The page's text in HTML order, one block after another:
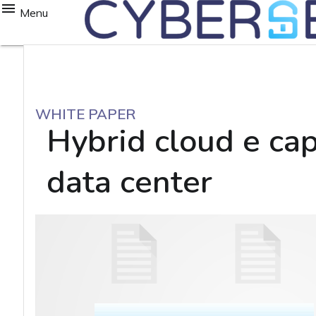
Menu
WHITE PAPER
Hybrid cloud e
data center